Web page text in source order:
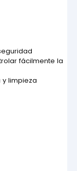
fácilmente la
y limpieza